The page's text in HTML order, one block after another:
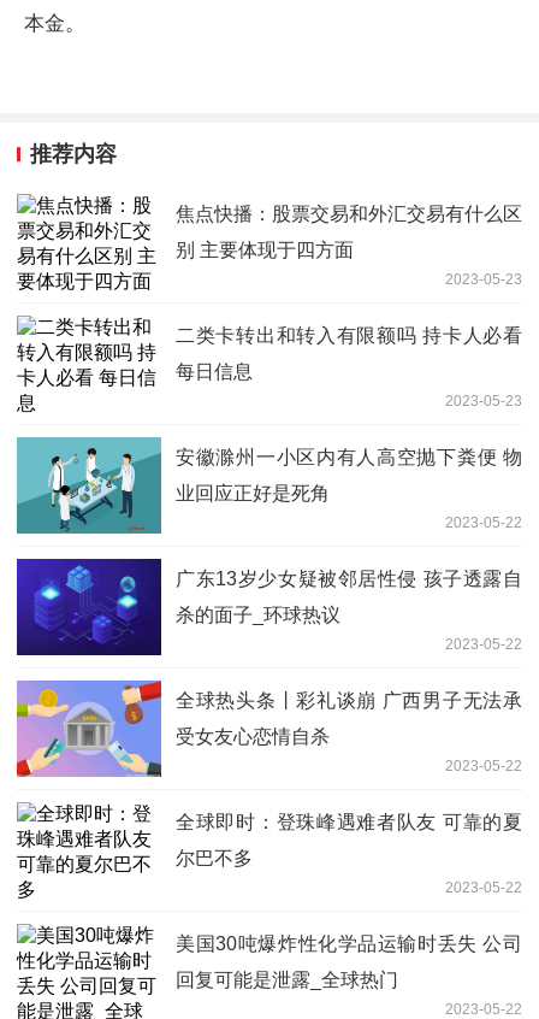
本金。
推荐内容
焦点快播：股票交易和外汇交易有什么区
别 主要体现于四方面
2023-05-23
二类卡转出和转入有限额吗 持卡人必看
每日信息
2023-05-23
安徽滁州一小区内有人高空抛下粪便 物
业回应正好是死角
2023-05-22
广东13岁少女疑被邻居性侵 孩子透露自
杀的面子_环球热议
2023-05-22
全球热头条丨彩礼谈崩 广西男子无法承
受女友心恋情自杀
2023-05-22
全球即时：登珠峰遇难者队友 可靠的夏
尔巴不多
2023-05-22
美国30吨爆炸性化学品运输时丢失 公司
回复可能是泄露_全球热门
2023-05-22